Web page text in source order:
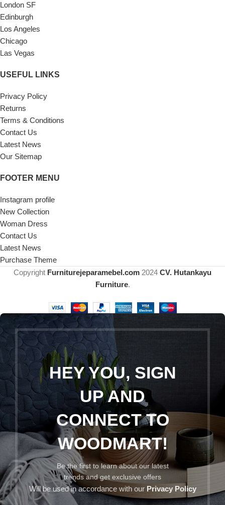
London SF
Edinburgh
Los Angeles
Chicago
Las Vegas
USEFUL LINKS
Privacy Policy
Returns
Terms & Conditions
Contact Us
Latest News
Our Sitemap
FOOTER MENU
Instagram profile
New Collection
Woman Dress
Contact Us
Latest News
Purchase Theme
Copyright Furniturejeparamebel.com 2024 CV. Hutankayu
Furniture.
HEY YOU, SIGN
UP AND
CONNECT TO
WOODMART!
Be the first to learn about our latest
trends and get exclusive offers
Will be used in accordance with our Privacy Policy